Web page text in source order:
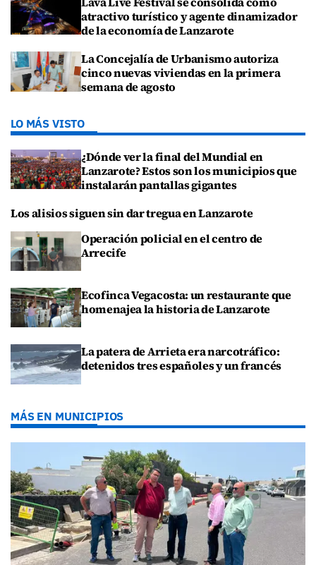
atractivo turístico y agente dinamizador
de la economía de Lanzarote
La Concejalía de Urbanismo autoriza
cinco nuevas viviendas en la primera
semana de agosto
LO MÁS VISTO
¿Dónde ver la final del Mundial en
Lanzarote? Estos son los municipios que
instalarán pantallas gigantes
Los alisios siguen sin dar tregua en Lanzarote
Operación policial en el centro de
Arrecife
Ecofinca Vegacosta: un restaurante que
homenajea la historia de Lanzarote
La patera de Arrieta era narcotráfico:
detenidos tres españoles y un francés
MÁS EN MUNICIPIOS